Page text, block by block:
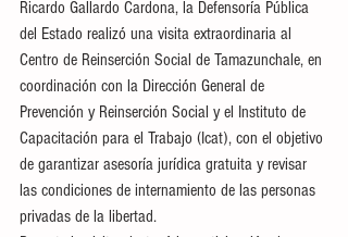
Ricardo Gallardo Cardona, la Defensoría Pública
del Estado realizó una visita extraordinaria al
Centro de Reinserción Social de Tamazunchale, en
coordinación con la Dirección General de
Prevención y Reinserción Social y el Instituto de
Capacitación para el Trabajo (Icat), con el objetivo
de garantizar asesoría jurídica gratuita y revisar
las condiciones de internamiento de las personas
privadas de la libertad.